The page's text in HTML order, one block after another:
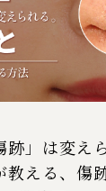
跡」は変え
教える、傷